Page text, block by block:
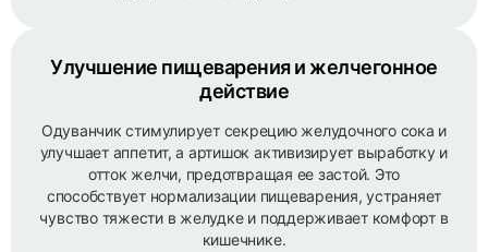
Улучшение пищеварения и желчегонное
действие
Одуванчик стимулирует секрецию желудочного сока и
улучшает аппетит, а артишок активизирует выработку и
отток желчи, предотвращая ее застой. Это
способствует нормализации пищеварения, устраняет
чувство тяжести в желудке и поддерживает комфорт в
кишечнике.